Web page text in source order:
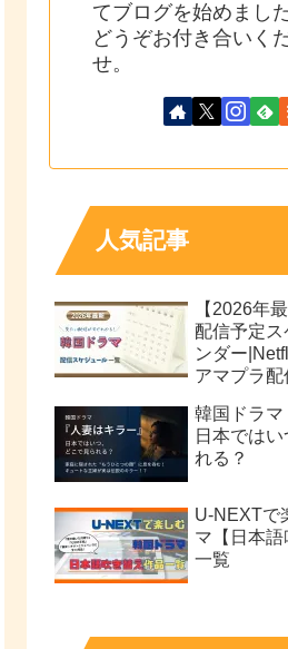
てブログを始めました
どうぞお付き合いく
せ。
人気記事
【2026年
配信予定
ンダー
アマプラ
韓国ドラマ
日本では
れる？
U-NEXTで
マ【日本
一覧